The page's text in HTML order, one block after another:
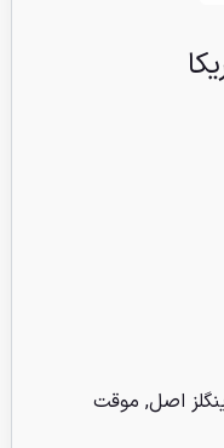
اصل, موقت